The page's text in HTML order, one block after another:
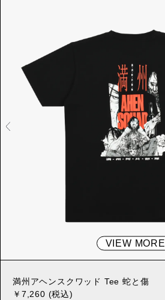
VIEW MORE
満州アヘンスクワッド Tee 蛇と傷
￥7,260 (税込)